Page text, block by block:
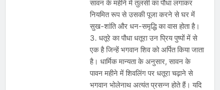
सावन के महीने में तुलसी का पौधा लगाकर
नियमित रूप से उसकी पूजा करने से घर में
सुख-शांति और धन-समृद्धि का वास होता है।
3. धतूरे का पौधा धतूरा उन प्रिय पुष्पों में से
एक है जिन्हें भगवान शिव को अर्पित किया जाता
है। धार्मिक मान्यता के अनुसार, सावन के
पावन महीने में शिवलिंग पर धतूरा चढ़ाने से
भगवान भोलेनाथ अत्यंत प्रसन्न होते हैं। यदि